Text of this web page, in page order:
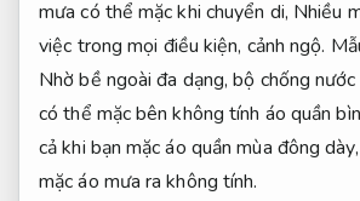
mưa có thể mặc khi chuyển di, Nhiều
việc trong mọi điều kiện, cảnh ngộ.
Nhờ bề ngoài đa dạng, bộ chống
có thể mặc bên không tính áo quần
cả khi bạn mặc áo quần mùa đông
mặc áo mưa ra không tính.